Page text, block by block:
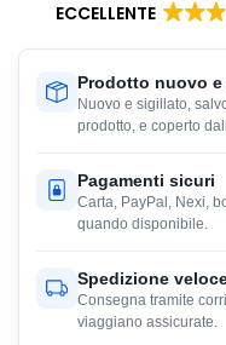
ECCELLENTE
Prodotto nuovo
Nuovo e sigillato,
prodotto, e coperto
Pagamenti sicuri
Carta, PayPal, Nexi,
quando disponibile.
Spedizione
Consegna tramite
viaggiano assicurate.